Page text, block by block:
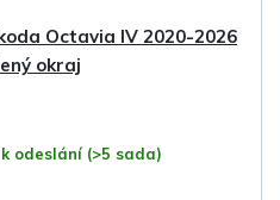
Octavia IV 2020-2026
okraj
k odeslání (>5 sada)